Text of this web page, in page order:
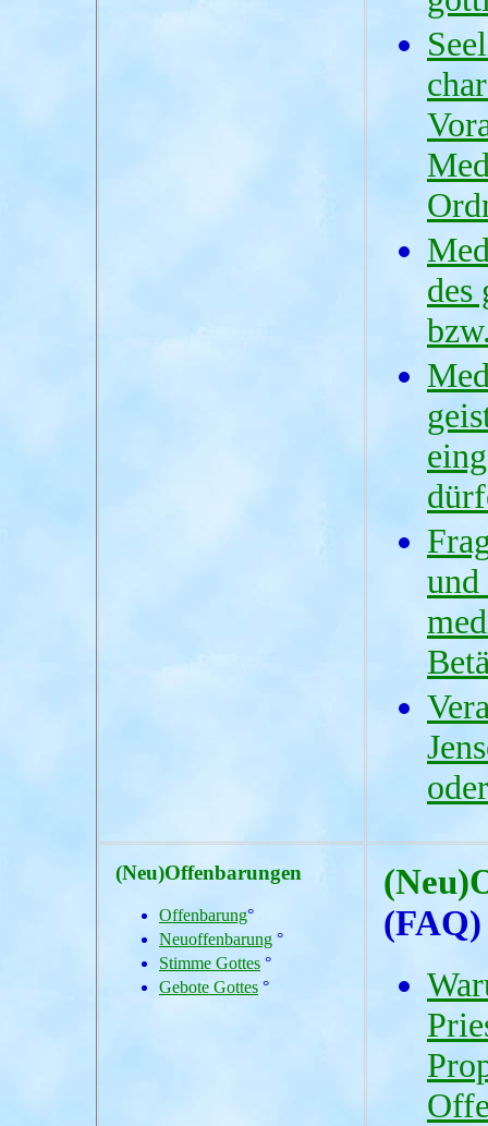
des
(Neu)Offenbarungen
Offenbarung°
Neuoffenbarung °
Stimme Gottes °
Gebote Gottes °
(FAQ)